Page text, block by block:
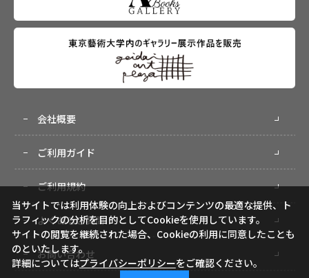
会社概要
ご利用ガイド
ご利用規約
よくあるご質問
お問い合わせ
当サイトでは利用体験の向上およびコンテンツの最適な提供、ト
ラフィックの分析を目的としてCookieを使用しています。
サイトの閲覧を継続された場合、Cookieの利用に同意したことも
のといたします。
詳細についてはプライバシーポリシーをご確認ください。